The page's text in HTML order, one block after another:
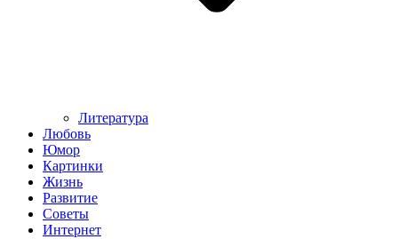
Литература
Любовь
Юмор
Картинки
Жизнь
Развитие
Советы
Интернет